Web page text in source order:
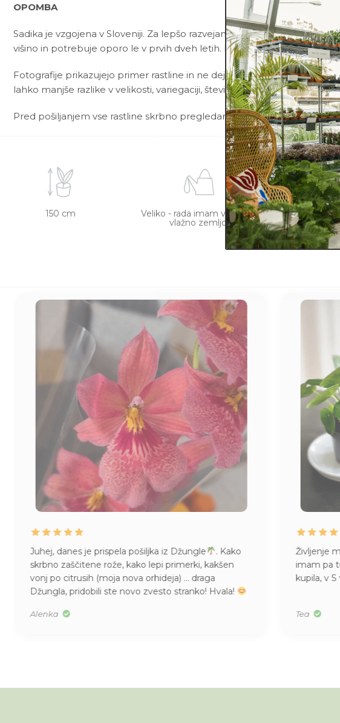
OPOMBA
Sadika je vzgojena v Sloveniji. Za lepšo razvejanost ima že odrezan
višino in potrebuje oporo le v prvih dveh letih. Pri sajenju upoštevaj
Fotografije prikazujejo primer rastline in ne dejanske rastline, ki jo
lahko manjše razlike v velikosti, variegaciji, številu listov, vej, cvetov, itd …
Pred pošiljanjem vse rastline skrbno pregledamo in zagotovimo, da
150 cm
Veliko - rada imam vseskozi
vlažno zemljo.
Veliko -
Juhej, danes je prispela pošiljka iz Džungle
. Kako
skrbno zaščitene rože, kako lepi primerki, kakšen
vonj po citrusih (moja nova orhideja) … draga
Džungla, pridobili ste novo zvesto stranko! Hvala!
Alenka
Življenje
imam pa
kupila, v
Tea